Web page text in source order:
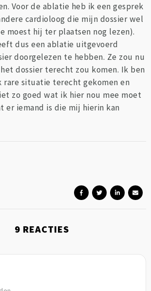
Voor de ablatie heb ik een gesprek
cardioloog die mijn dossier wel
moest hij ter plaatsen nog lezen).
dus een ablatie uitgevoerd
doorgelezen te hebben. Ze zou nu
dossier terecht zou komen. Ik ben
rare situatie terecht gekomen en
zo goed wat ik hier nou mee moet
er iemand is die mij hierin kan
9 REACTIES